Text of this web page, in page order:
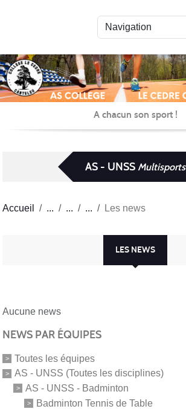
A chacun son sport !
AS - UNSS Multisports
Accueil Les news
LES NEWS
Aucune news
NEWS PAR ÉQUIPES
Toutes les équipes
AS - UNSS (Toutes les disciplines)
AS - UNSS - Badminton
Badminton Tennis de Table